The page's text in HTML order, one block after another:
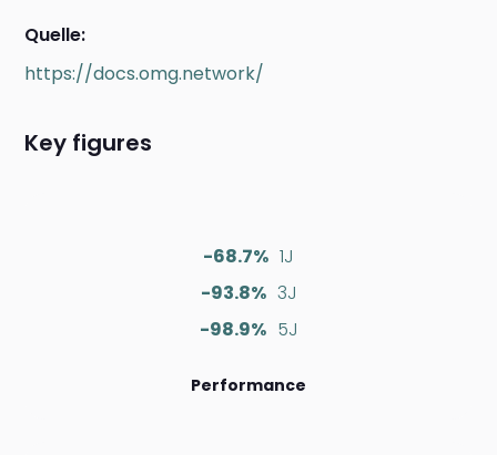
Quelle:
https://docs.omg.network/
Key figures
-68.7% 1J
-93.8% 3J
-98.9% 5J
Performance